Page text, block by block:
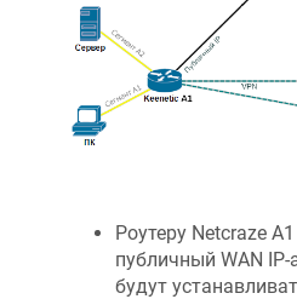
Роутеру Netcraze
публичный WAN
будут